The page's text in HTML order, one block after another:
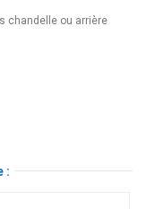
chandelle ou arrière
: